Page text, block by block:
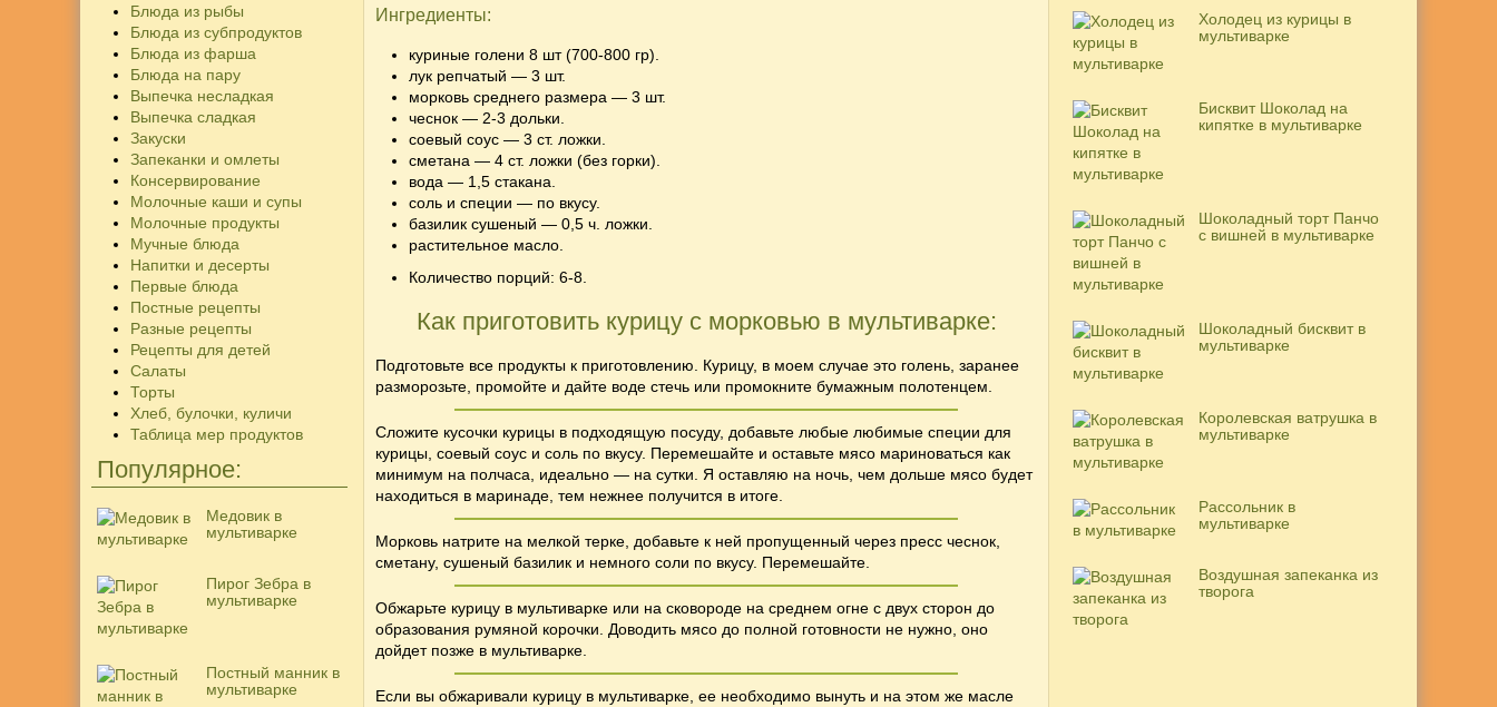
Блюда из рыбы
Блюда из субпродуктов
Блюда из фарша
Блюда на пару
Выпечка несладкая
Выпечка сладкая
Закуски
Запеканки и омлеты
Консервирование
Молочные каши и супы
Молочные продукты
Мучные блюда
Напитки и десерты
Первые блюда
Постные рецепты
Разные рецепты
Рецепты для детей
Салаты
Торты
Хлеб, булочки, куличи
Таблица мер продуктов
Популярное:
Медовик в
мультиварке
Пирог Зебра в
мультиварке
Постный манник в
мультиварке
Ингредиенты:
куриные голени 8 шт (700-800 гр).
лук репчатый — 3 шт.
морковь среднего размера — 3 шт.
чеснок — 2-3 дольки.
соевый соус — 3 ст. ложки.
сметана — 4 ст. ложки (без горки).
вода — 1,5 стакана.
соль и специи — по вкусу.
базилик сушеный — 0,5 ч. ложки.
растительное масло.
Количество порций: 6-8.
Как приготовить курицу с морковью в мультиварке:
Подготовьте все продукты к приготовлению. Курицу, в моем случае это голень, заранее
разморозьте, промойте и дайте воде стечь или промокните бумажным полотенцем.
Сложите кусочки курицы в подходящую посуду, добавьте любые любимые специи для
курицы, соевый соус и соль по вкусу. Перемешайте и оставьте мясо мариноваться как
минимум на полчаса, идеально — на сутки. Я оставляю на ночь, чем дольше мясо будет
находиться в маринаде, тем нежнее получится в итоге.
Морковь натрите на мелкой терке, добавьте к ней пропущенный через пресс чеснок,
сметану, сушеный базилик и немного соли по вкусу. Перемешайте.
Обжарьте курицу в мультиварке или на сковороде на среднем огне с двух сторон до
образования румяной корочки. Доводить мясо до полной готовности не нужно, оно
дойдет позже в мультиварке.
Если вы обжаривали курицу в мультиварке, ее необходимо вынуть и на этом же масле
Холодец из курицы в
мультиварке
Бисквит Шоколад на
кипятке в мультиварке
Шоколадный торт Панчо
с вишней в мультиварке
Шоколадный бисквит в
мультиварке
Королевская ватрушка в
мультиварке
Рассольник в
мультиварке
Воздушная запеканка из
творога